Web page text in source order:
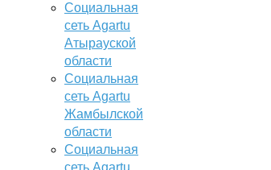
Социальная
сеть Agartu
Атырауской
области
Социальная
сеть Agartu
Жамбылской
области
Социальная